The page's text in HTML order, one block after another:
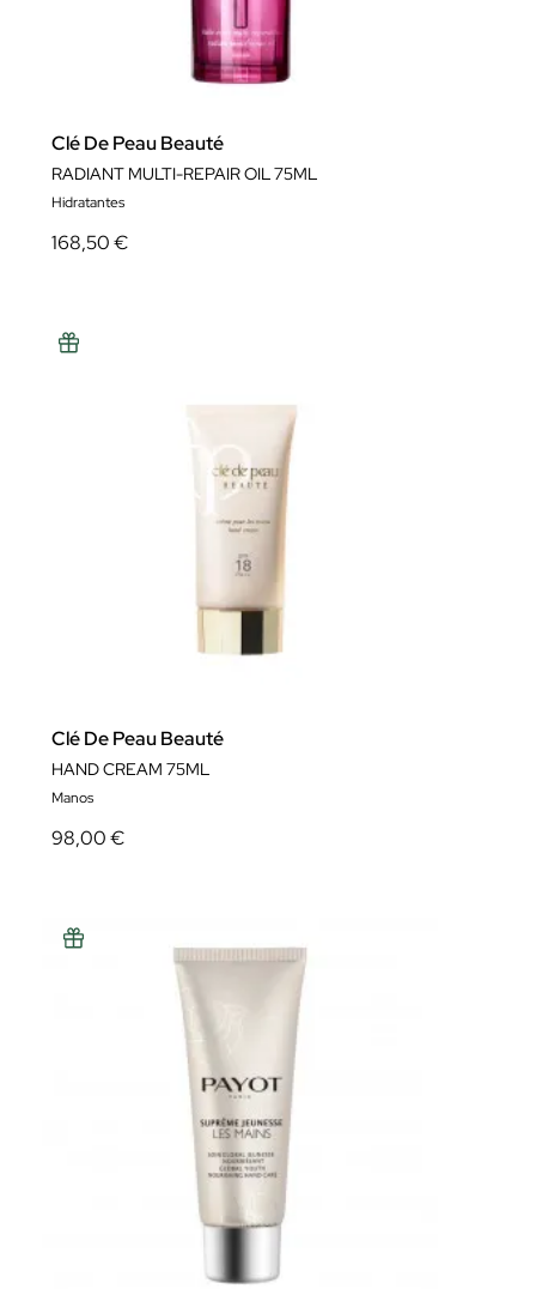
Clé De Peau Beauté
RADIANT MULTI-REPAIR OIL 75ML
Hidratantes
168,50 €
Clé De Peau Beauté
HAND CREAM 75ML
Manos
98,00 €